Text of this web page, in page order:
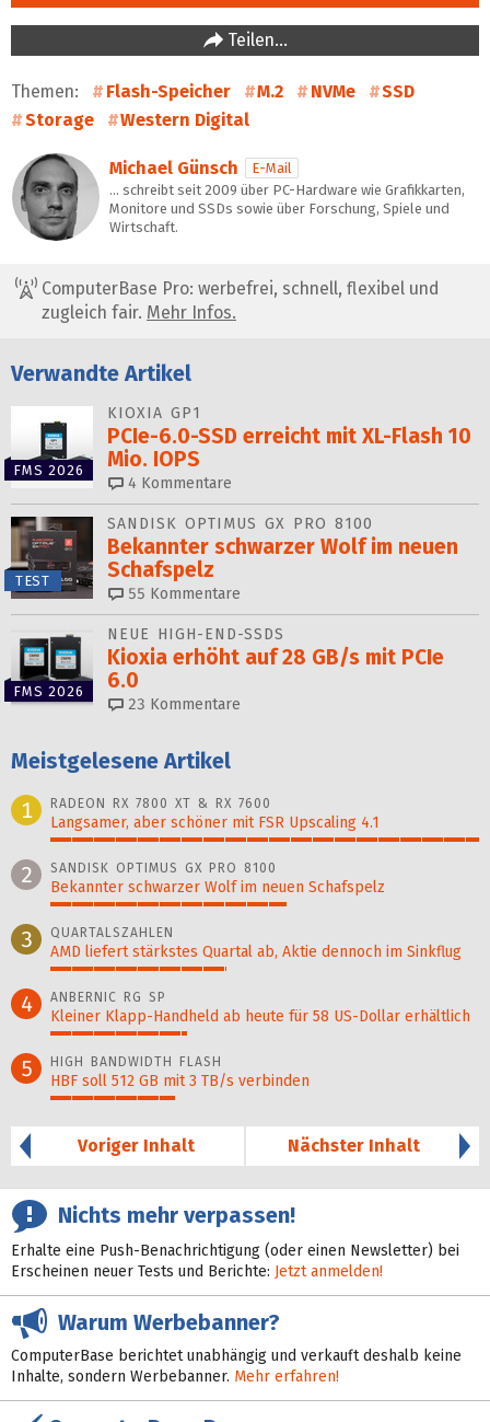
Teilen…
Themen: Flash-Speicher M.2 NVMe
SSD
Storage
Western Digital
Michael Günsch
E-Mail
… schreibt seit 2009 über PC-Hardware wie Grafikkarten,
Monitore und SSDs sowie über Forschung, Spiele und
Wirtschaft.
ComputerBase Pro: werbefrei, schnell, flexibel und
zugleich fair. Mehr Infos.
Verwandte Artikel
FMS 2026
KIOXIA GP1
PCIe-6.0-SSD erreicht mit XL-Flash 10
Mio. IOPS
4 Kommentare
TEST
SANDISK OPTIMUS GX PRO 8100
Bekannter schwarzer Wolf im neuen
Schafspelz
55 Kommentare
FMS 2026
NEUE HIGH-END-SSDS
Kioxia erhöht auf 28 GB/s mit PCIe
6.0
23 Kommentare
Meistgelesene Artikel
1
RADEON RX 7800 XT & RX 7600
Langsamer, aber schöner mit FSR Upscaling 4.1
100%
2 SANDISK OPTIMUS GX PRO 8100
Bekannter schwarzer Wolf im neuen Schafspelz
55%
3 QUARTALSZAHLEN
AMD liefert stärkstes Quartal ab, Aktie dennoch im Sinkflug
41%
4 ANBERNIC RG SP
Kleiner Klapp-Hand­held ab heute für 58 US-Dollar er­hält­lich
32%
5 HIGH BANDWIDTH FLASH
HBF soll 512 GB mit 3 TB/s verbinden
29%
Voriger Inhalt
Nächster Inhalt
Nichts mehr verpassen!
Erhalte eine Push-Benachrichtigung (oder einen Newsletter) bei
Erscheinen neuer Tests und Berichte: Jetzt anmelden!
Warum Werbebanner?
ComputerBase berichtet unabhängig und verkauft deshalb keine
Inhalte, sondern Werbebanner. Mehr erfahren!